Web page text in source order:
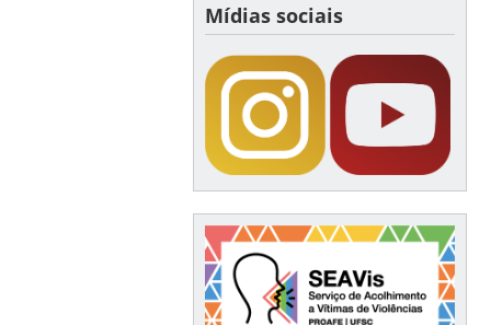
Mídias sociais